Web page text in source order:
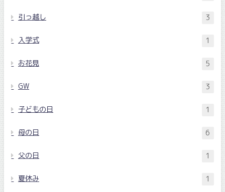
引っ越し 3
入学式 1
お花見 5
GW 3
子どもの日 1
母の日 6
父の日 1
夏休み 1